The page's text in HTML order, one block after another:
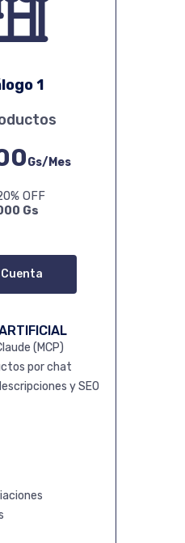
1
Gs/Mes
OFF
Gs
(MCP)
por chat
y SEO